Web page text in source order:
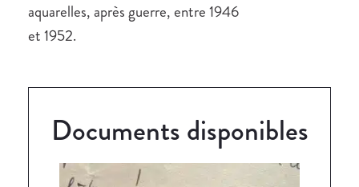
aquarelles, après guerre, entre 1946
et 1952.
Documents disponibles